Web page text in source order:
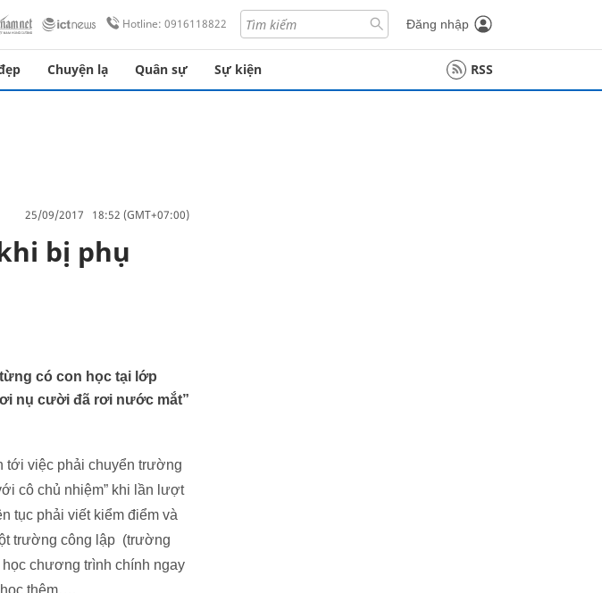
Hotline: 0916118822 Đăng nhập
Chuyện lạ Quân sự Sự kiện RSS
25/09/2017 18:52 (GMT+07:00)
bị phụ
có con học tại lớp
nụ cười đã rơi nước mắt”
tới việc phải chuyển trường
cô chủ nhiệm” khi lần lượt
tục phải viết kiểm điểm và
trường công lập (trường
chương trình chính ngay
học thêm….